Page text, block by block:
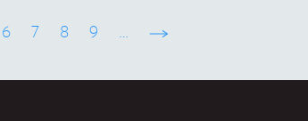
6 7 8 9 … suivant ›